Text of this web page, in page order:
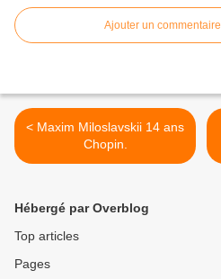
Ajouter un commentaire
< Maxim Miloslavskii 14 ans
Chopin.
Hébergé par Overblog
Top articles
Pages